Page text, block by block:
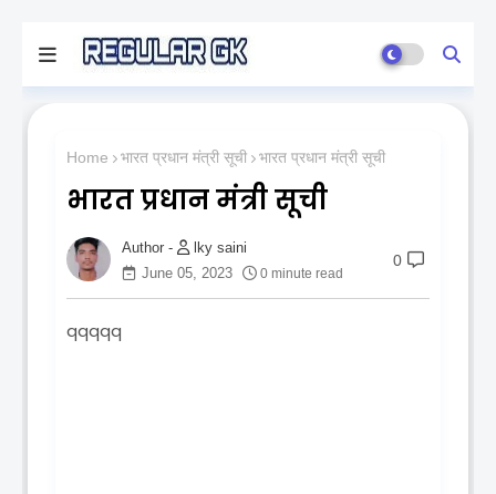
Home भारत प्रधान मंत्री सूची भारत प्रधान मंत्री सूची
भारत प्रधान मंत्री सूची
lky saini
June 05, 2023
0 minute read
0
qqqqq